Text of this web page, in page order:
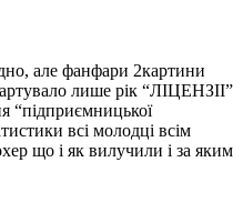
але фанфари 2картини
лише рік “ЛІЦЕНЗІІ”
“підприємницької
всі молодці всім
що і як вилучили і за яким